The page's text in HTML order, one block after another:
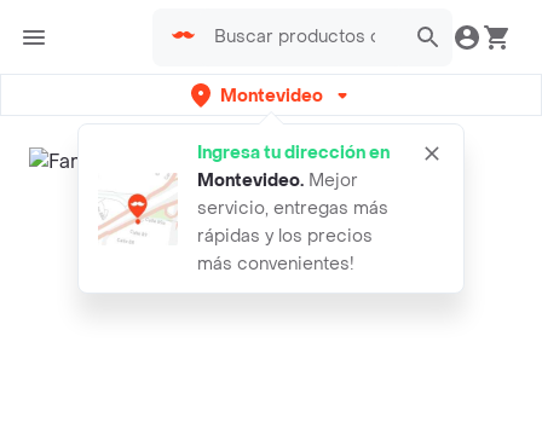
Montevideo
Ingresa tu dirección en
Montevideo. Mejor
servicio, entregas más
rápidas y los precios
más convenientes!